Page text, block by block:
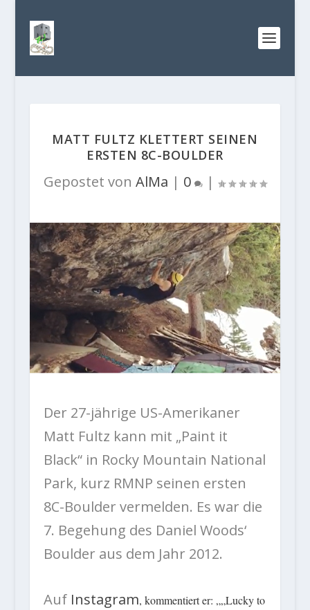
MATT FULTZ KLETTERT SEINEN
ERSTEN 8C-BOULDER
Gepostet von AlMa | 0 |
Der 27-jährige US-Amerikaner
Matt Fultz kann mit „Paint it
Black“ in Rocky Mountain National
Park, kurz RMNP seinen ersten
8C-Boulder vermelden. Es war die
7. Begehung des Daniel Woods‘
Boulder aus dem Jahr 2012.
Auf Instagram, kommentiert er: „„Lucky to